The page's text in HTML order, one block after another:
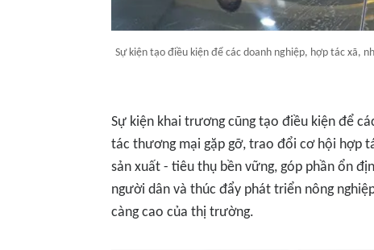
Sự kiện tạo điều kiện để các doanh nghiệp, hợp tác xã,
Sự kiện khai trương cũng tạo điều kiện để
tác thương mại gặp gỡ, trao đổi cơ hội hợp
sản xuất - tiêu thụ bền vững, góp phần ổn
người dân và thúc đẩy phát triển nông
càng cao của thị trường.